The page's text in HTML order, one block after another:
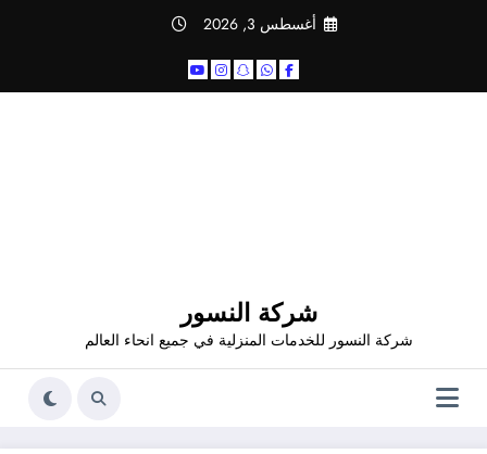
أغسطس 3, 2026
شركة النسور
شركة النسور للخدمات المنزلية في جميع انحاء العالم